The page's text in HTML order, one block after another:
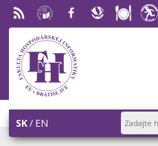
RSS EU v
Bratislave
FacebookSlovenská
SK EN